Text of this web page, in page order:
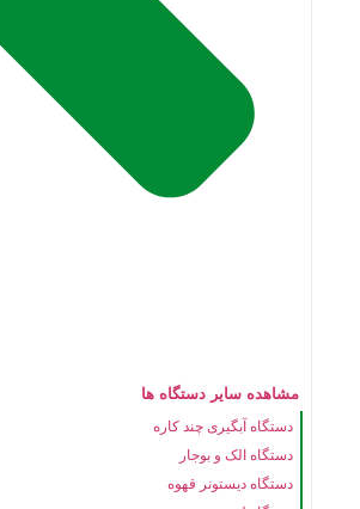
مشاهده سایر دستگاه ها
دستگاه آبگیری چند کاره
دستگاه الک و بوجار
دستگاه دیستونر قهوه